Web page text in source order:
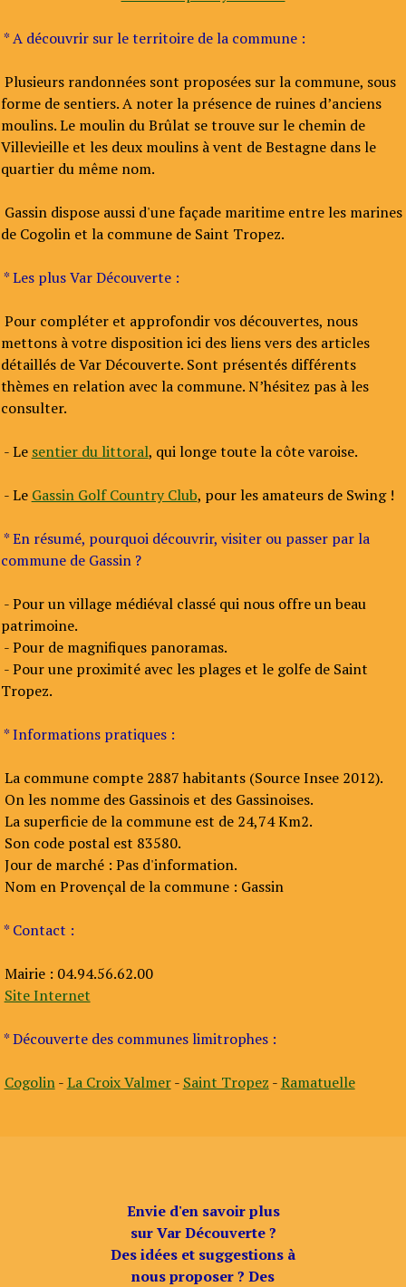
* A découvrir sur le territoire de la commune :
Plusieurs randonnées sont proposées sur la commune, sous
forme de sentiers. A noter la présence de ruines d’anciens
moulins. Le moulin du Brûlat se trouve sur le chemin de
Villevieille et les deux moulins à vent de Bestagne dans le
quartier du même nom.
Gassin dispose aussi d'une façade maritime entre les marines
de Cogolin et la commune de Saint Tropez.
* Les plus Var Découverte :
Pour compléter et approfondir vos découvertes, nous
mettons à votre disposition ici des liens vers des articles
détaillés de Var Découverte. Sont présentés différents
thèmes en relation avec la commune. N’hésitez pas à les
consulter.
- Le sentier du littoral, qui longe toute la côte varoise.
- Le Gassin Golf Country Club, pour les amateurs de Swing !
* En résumé, pourquoi découvrir, visiter ou passer par la
commune de Gassin ?
- Pour un village médiéval classé qui nous offre un beau
patrimoine.
- Pour de magnifiques panoramas.
- Pour une proximité avec les plages et le golfe de Saint
Tropez.
* Informations pratiques :
La commune compte 2887 habitants (Source Insee 2012).
On les nomme des Gassinois et des Gassinoises.
La superficie de la commune est de 24,74 Km2.
Son code postal est 83580.
Jour de marché : Pas d'information.
Nom en Provençal de la commune : Gassin
* Contact :
Mairie : 04.94.56.62.00
Site Internet
* Découverte des communes limitrophes :
Cogolin-La Croix Valmer- Saint Tropez -Ramatuelle
Envie d'en savoir plus
sur Var Découverte ?
Des idées et suggestions à
nous proposer ? Des